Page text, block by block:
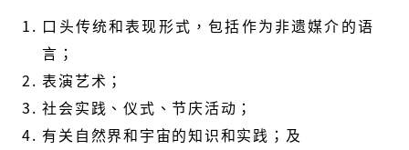
口头传统和表现形式，包括作为非遗媒介的语
言；
表演艺术；
社会实践、仪式、节庆活动；
有关自然界和宇宙的知识和实践；及